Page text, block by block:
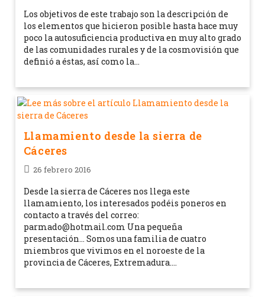
Los objetivos de este trabajo son la descripción de
los elementos que hicieron posible hasta hace muy
poco la autosuficiencia productiva en muy alto grado
de las comunidades rurales y de la cosmovisión que
definió a éstas, así como la…
Llamamiento desde la sierra de
Cáceres
26 febrero 2016
Desde la sierra de Cáceres nos llega este
llamamiento, los interesados podéis poneros en
contacto a través del correo:
parmado@hotmail.com Una pequeña
presentación... Somos una familia de cuatro
miembros que vivimos en el noroeste de la
provincia de Cáceres, Extremadura.…